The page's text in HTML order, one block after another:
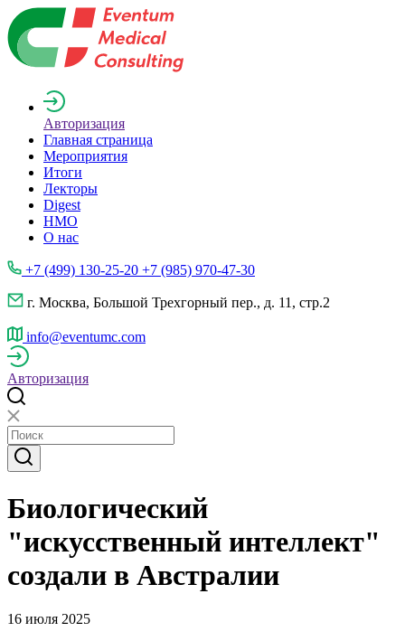
Авторизация
Главная страница
Мероприятия
Итоги
Лекторы
Digest
НМО
О нас
+7 (499) 130-25-20 +7 (985) 970-47-30
г. Москва, Большой Трехгорный пер., д. 11, стр.2
info@eventumc.com
Авторизация
Биологический
"искусственный интеллект"
создали в Австралии
16 июля 2025